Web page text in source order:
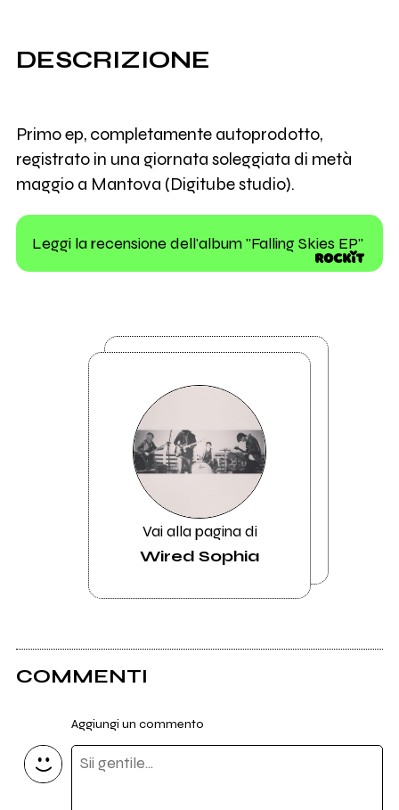
DESCRIZIONE
Primo ep, completamente autoprodotto,
registrato in una giornata soleggiata di metà
maggio a Mantova (Digitube studio).
Leggi la recensione dell'album "Falling Skies EP"
Vai alla pagina di
Wired Sophia
COMMENTI
Aggiungi un commento